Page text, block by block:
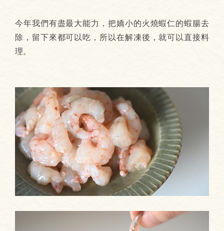
今年我們有盡最大能力，把嬌小的火燒蝦仁的蝦腸去
除，留下來都可以吃，所以在解凍後，就可以直接料
理。